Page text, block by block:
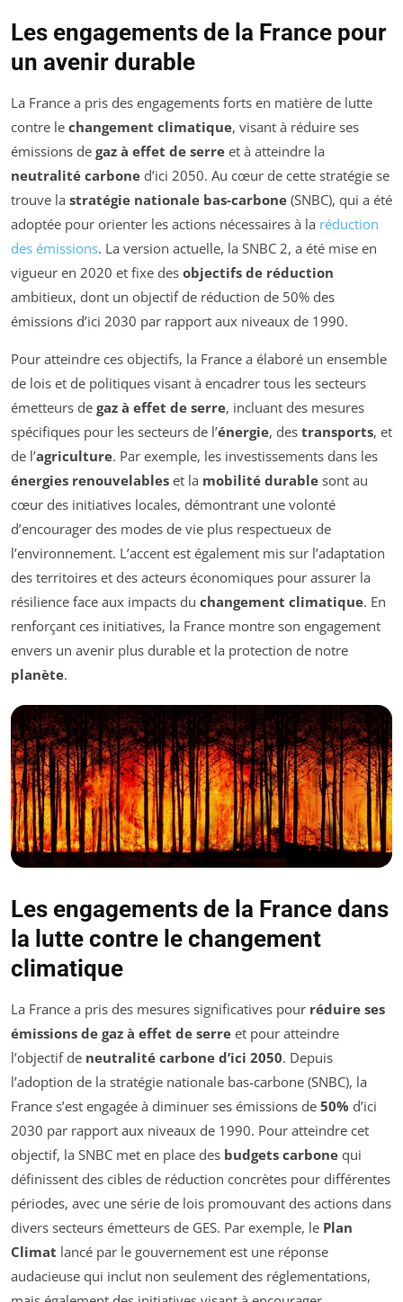
Les engagements de la France pour
un avenir durable
La France a pris des engagements forts en matière de lutte
contre le changement climatique, visant à réduire ses
émissions de gaz à effet de serre et à atteindre la
neutralité carbone d’ici 2050. Au cœur de cette stratégie se
trouve la stratégie nationale bas-carbone (SNBC), qui a été
adoptée pour orienter les actions nécessaires à la réduction
des émissions. La version actuelle, la SNBC 2, a été mise en
vigueur en 2020 et fixe des objectifs de réduction
ambitieux, dont un objectif de réduction de 50% des
émissions d’ici 2030 par rapport aux niveaux de 1990.
Pour atteindre ces objectifs, la France a élaboré un ensemble
de lois et de politiques visant à encadrer tous les secteurs
émetteurs de gaz à effet de serre, incluant des mesures
spécifiques pour les secteurs de l’énergie, des transports, et
de l’agriculture. Par exemple, les investissements dans les
énergies renouvelables et la mobilité durable sont au
cœur des initiatives locales, démontrant une volonté
d’encourager des modes de vie plus respectueux de
l’environnement. L’accent est également mis sur l’adaptation
des territoires et des acteurs économiques pour assurer la
résilience face aux impacts du changement climatique. En
renforçant ces initiatives, la France montre son engagement
envers un avenir plus durable et la protection de notre
planète.
Les engagements de la France dans
la lutte contre le changement
climatique
La France a pris des mesures significatives pour réduire ses
émissions de gaz à effet de serre et pour atteindre
l’objectif de neutralité carbone d’ici 2050. Depuis
l’adoption de la stratégie nationale bas-carbone (SNBC), la
France s’est engagée à diminuer ses émissions de 50% d’ici
2030 par rapport aux niveaux de 1990. Pour atteindre cet
objectif, la SNBC met en place des budgets carbone qui
définissent des cibles de réduction concrètes pour différentes
périodes, avec une série de lois promouvant des actions dans
divers secteurs émetteurs de GES. Par exemple, le Plan
Climat lancé par le gouvernement est une réponse
audacieuse qui inclut non seulement des réglementations,